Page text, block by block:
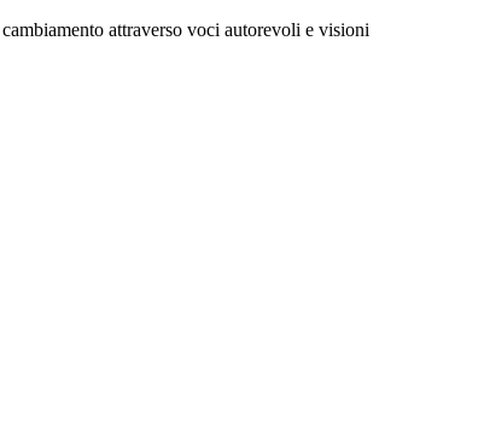
attraverso voci autorevoli e visioni